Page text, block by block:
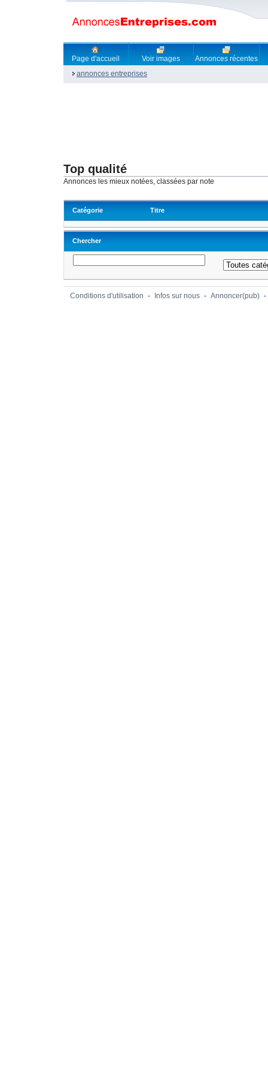
Page d'accueil Voir images
Annonces récentes
annonces entreprises
Top qualité
Annonces les mieux notées, classées par note
Catégorie Titre
Chercher
Conditions d'utilisation - Infos sur nous - Annoncer(pub) -